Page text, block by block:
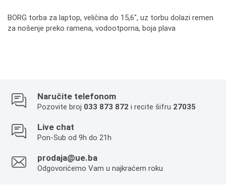
BORG torba za laptop, veličina do 15,6", uz torbu dolazi remen
za nošenje preko ramena, vodootporna, boja plava
Naručite telefonom
Pozovite broj 033 873 872 i recite šifru 27035
Live chat
Pon-Sub od 9h do 21h
prodaja@ue.ba
Odgovorićemo Vam u najkraćem roku